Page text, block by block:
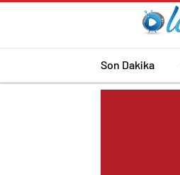
Son Dakika